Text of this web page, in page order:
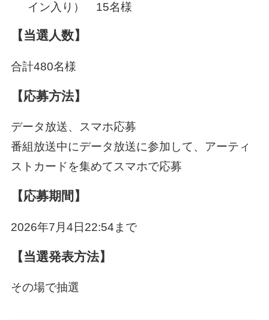
イン入り） 15名様
【当選人数】
合計480名様
【応募方法】
データ放送、スマホ応募
番組放送中にデータ放送に参加して、アーティ
ストカードを集めてスマホで応募
【応募期間】
2026年7月4日22:54まで
【当選発表方法】
その場で抽選